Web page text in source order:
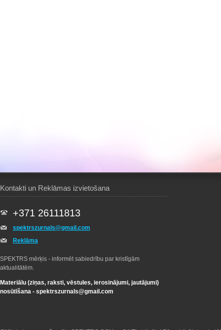
Kontakti un Reklāmas izvietošana
+371 26111813
spektrszurnals@gmail.com
Reklāma
SPEKTRS mērķis - informēt sabiedrību par kristīgām
aktualitātēm.
Materiālu (ziņas, raksti, vēstules, ierosinājumi, jautājumi)
nosūtīšana - spektrszurnals@gmail.com